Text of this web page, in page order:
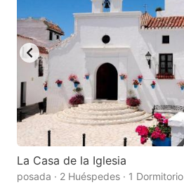
La Casa de la Iglesia
posada · 2 Huéspedes · 1 Dormitorio